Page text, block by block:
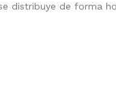
distribuye de forma